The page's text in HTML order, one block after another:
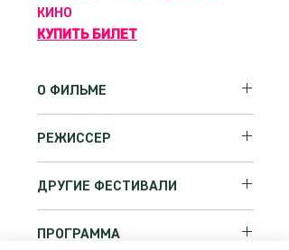
КИНО
КУПИТЬ БИЛЕТ
О ФИЛЬМЕ
в травмирующую ситуацию в Южно-
Китайском море, которая
перевернула всю его жизнь и
человек получил диагноз
РЕЖИССЕР
После сотрудничества с Франсуа
Жираром и Робером Лепажем
в качестве визуального художника,
ДРУГИЕ ФЕСТИВАЛИ
Кинопремию 2020
ПРОГРАММА